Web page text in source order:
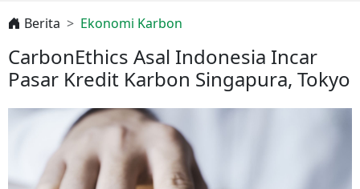
Berita Ekonomi Karbon
CarbonEthics Asal Indonesia Incar
Pasar Kredit Karbon Singapura, Tokyo